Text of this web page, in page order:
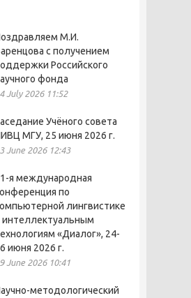
М.И.
с получением
Российского
фонда
July 2026 11:52
Учёного совета
МГУ, 25 июня 2026 г.
June 2026 12:43
я международная
по
лингвистике
интеллектуальным
«Диалог», 24-
июня 2026 г.
June 2026 10:41
методологический